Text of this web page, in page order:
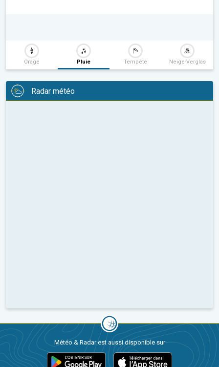
Orage Pluie Tempête Neige-Verglas
Radar météo
Météo & Radar est aussi disponible sur